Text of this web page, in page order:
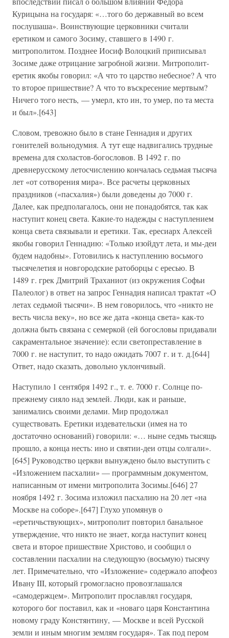
Курицына на государя: «…того бо державный во всем
послушаша». Воинствующие церковники считали
еретиком и самого Зосиму, ставшего в 1490 г.
митрополитом. Позднее Иосиф Волоцкий приписывал
Зосиме даже отрицание загробной жизни. Митрополит-
еретик якобы говорил: «А что то царство небесное? А что
то второе пришествие? А что то въскресение мертвым?
Ничего того несть, — умерл, кто ин, то умер, по та места
и был».[643]
Словом, тревожно было в стане Геннадия и других
гонителей вольнодумия. А тут еще надвигались трудные
времена для схоластов-богословов. В 1492 г. по
древнерусскому летосчислению кончалась седьмая тысяча
лет «от сотворения мира». Все расчеты церковных
праздников («пасхалия») были доведены до 7000 г.
Далее, как предполагалось, они не понадобятся, так как
наступит конец света. Какие-то надежды с наступлением
конца света связывали и еретики. Так, ересиарх Алексей
якобы говорил Геннадию: «Только изойдут лета, и мы-деи
будем надобны». Готовились к наступлению восьмого
тысячелетия и новгородские ратоборцы с ересью. В
1489 г. грек Дмитрий Траханиот (из окружения Софьи
Палеолог) в ответ на запрос Геннадия написал трактат «О
летах седьмой тысячи». В нем говорилось, что «никто не
весть числа веку», но все же дата «конца света» как-то
должна быть связана с семеркой (ей богословы придавали
сакраментальное значение): если светопреставление в
7000 г. не наступит, то надо ожидать 7007 г. и т. д.[644]
Ответ, надо сказать, довольно уклончивый.
Наступило 1 сентября 1492 г., т. е. 7000 г. Солнце по-
прежнему сияло над землей. Люди, как и раньше,
занимались своими делами. Мир продолжал
существовать. Еретики издевательски (имея на то
достаточно оснований) говорили: «… ныне седмь тысящь
прошло, а конца несть: ино и святии-деи отцы солгали».
[645] Руководство церкви вынуждено было выступить с
«Изложением пасхалии» — программным документом,
написанным от имени митрополита Зосимы.[646] 27
ноября 1492 г. Зосима изложил пасхалию на 20 лет «на
Москве на соборе».[647] Глухо упомянув о
«еретичьствующих», митрополит повторил банальное
утверждение, что никто не знает, когда наступит конец
света и второе пришествие Христово, и сообщил о
составлении пасхалии на следующую (восьмую) тысячу
лет. Примечательно, что «Изложение» содержало апофеоз
Ивану III, который громогласно провозглашался
«самодержцем». Митрополит прославлял государя,
которого бог поставил, как и «новаго царя Константина
новому граду Констянтину, — Москве и всей Русской
земли и иным многим землям государя». Так под пером